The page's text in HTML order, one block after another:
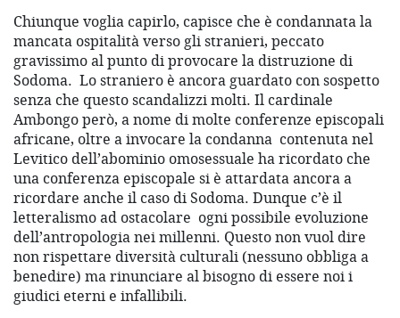
Chiunque voglia capirlo, capisce che è condannata la
mancata ospitalità verso gli stranieri, peccato
gravissimo al punto di provocare la distruzione di
Sodoma. Lo straniero è ancora guardato con sospetto
senza che questo scandalizzi molti. Il cardinale
Ambongo però, a nome di molte conferenze episcopali
africane, oltre a invocare la condanna contenuta nel
Levitico dell’abominio omosessuale ha ricordato che
una conferenza episcopale si è attardata ancora a
ricordare anche il caso di Sodoma. Dunque c’è il
letteralismo ad ostacolare ogni possibile evoluzione
dell’antropologia nei millenni. Questo non vuol dire
non rispettare diversità culturali (nessuno obbliga a
benedire) ma rinunciare al bisogno di essere noi i
giudici eterni e infallibili.